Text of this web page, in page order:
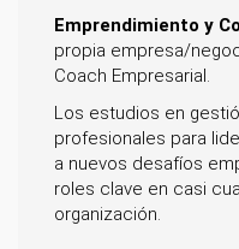
Emprendimiento y
propia empresa/
Coach Empresarial.
Los estudios en
profesionales para
a nuevos desafíos
roles clave en casi
organización.